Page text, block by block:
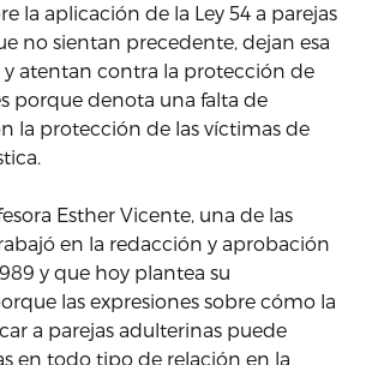
la aplicación de la Ley 54 a parejas
no sientan precedente, dejan esa
y atentan contra la protección de
porque denota una falta de
la protección de las víctimas de
Esther Vicente, una de las
en la redacción y aprobación
y que hoy plantea su
las expresiones sobre cómo la
a parejas adulterinas puede
en todo tipo de relación en la